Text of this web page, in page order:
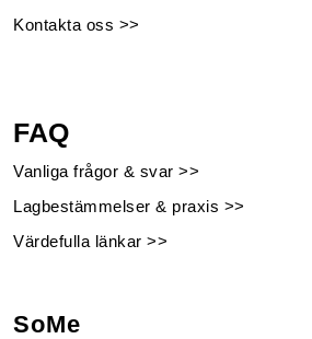
Kontakta oss >>
FAQ
Vanliga frågor & svar >>
Lagbestämmelser & praxis >>
Värdefulla länkar >>
SoMe